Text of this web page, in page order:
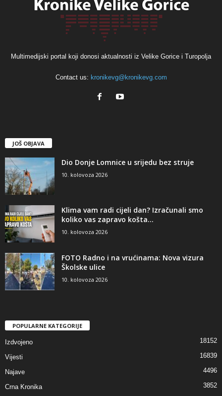
Multimedijski portal koji donosi aktualnosti iz Velike Gorice i Turopolja
Contact us: kronikevg@kronikevg.com
JOŠ OBJAVA
Dio Donje Lomnice u srijedu bez struje
10. kolovoza 2026
Klima vam radi cijeli dan? Izračunali smo
koliko vas zapravo košta...
10. kolovoza 2026
FOTO Radno i na vrućinama: Nova vizura
Školske ulice
10. kolovoza 2026
POPULARNE KATEGORIJE
Izdvojeno 18152
Vijesti 16839
Najave 4496
Crna Kronika 3852